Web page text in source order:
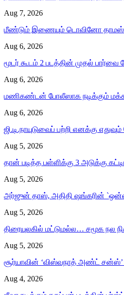
Aug 7, 2026
மீண்டும் இணையும் டொவினோ தாமஸ்
Aug 6, 2026
மூடர் கூடம் 2 படத்தின் முதல் பார்வை
Aug 6, 2026
மணிகண்டன் போலீஸாக நடிக்கும்
Aug 6, 2026
ஜி.டி.நாயுடுவைப் பற்றி எனக்கு
Aug 5, 2026
தான் படித்த பள்ளிக்கு 3 அடுக்கு
Aug 5, 2026
அர்ஜுன் தாஸ், அதிதி ஷங்கரின்
Aug 5, 2026
திரையுலகில் மட்டுமல்ல… சமூக நல
Aug 5, 2026
சூர்யாவின் ‘விஸ்வநாத் அண்ட் சன்ஸ்’
Aug 4, 2026